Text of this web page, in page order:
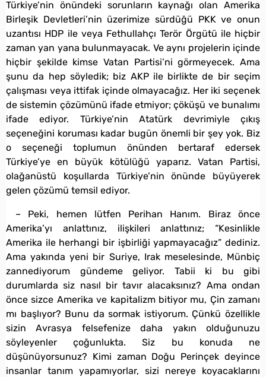
Türkiye’nin önündeki sorunların kaynağı olan Amerika
Birleşik Devletleri’nin üzerimize sürdüğü PKK ve onun
uzantısı HDP ile veya Fethullahçı Terör Örgütü ile hiçbir
zaman yan yana bulunmayacak. Ve aynı projelerin içinde
hiçbir şekilde kimse Vatan Partisi’ni görmeyecek. Ama
şunu da hep söyledik; biz AKP ile birlikte de bir seçim
çalışması veya ittifak içinde olmayacağız. Her iki seçenek
de sistemin çözümünü ifade etmiyor; çöküşü ve bunalımı
ifade ediyor. Türkiye’nin Atatürk devrimiyle çıkış
seçeneğini koruması kadar bugün önemli bir şey yok. Biz
o seçeneği toplumun önünden bertaraf edersek
Türkiye’ye en büyük kötülüğü yaparız. Vatan Partisi,
olağanüstü koşullarda Türkiye’nin önünde büyüyerek
gelen çözümü temsil ediyor.
– Peki, hemen lütfen Perihan Hanım. Biraz önce
Amerika’yı anlattınız, ilişkileri anlattınız; “Kesinlikle
Amerika ile herhangi bir işbirliği yapmayacağız” dediniz.
Ama yakında yeni bir Suriye, Irak meselesinde, Münbiç
zannediyorum gündeme geliyor. Tabii ki bu gibi
durumlarda siz nasıl bir tavır alacaksınız? Ama ondan
önce sizce Amerika ve kapitalizm bitiyor mu, Çin zamanı
mı başlıyor? Bunu da sormak istiyorum. Çünkü özellikle
sizin Avrasya felsefenize daha yakın olduğunuzu
söyleyenler çoğunlukta. Siz bu konuda ne
düşünüyorsunuz? Kimi zaman Doğu Perinçek deyince
insanlar tanım yapamıyorlar, sizi nereye koyacaklarını